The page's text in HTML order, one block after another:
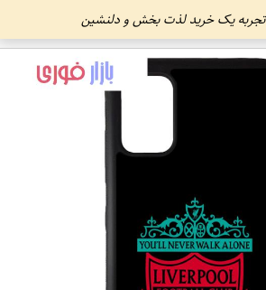
- تجربه یک خرید لذت بخش و دلنشین